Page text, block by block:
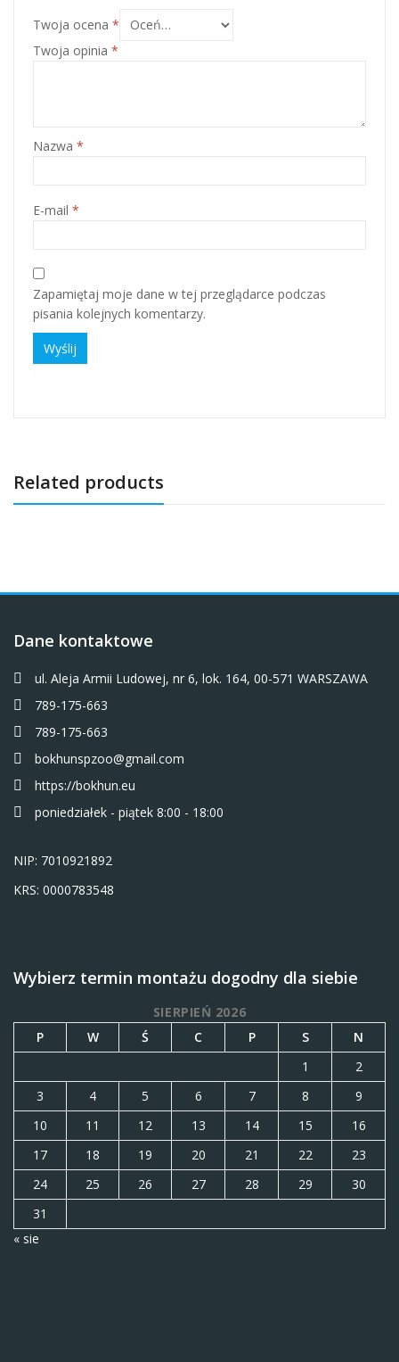
Twoja ocena *
Twoja opinia *
Nazwa *
E-mail *
Zapamiętaj moje dane w tej przeglądarce podczas
pisania kolejnych komentarzy.
Related products
Dane kontaktowe
ul. Aleja Armii Ludowej, nr 6, lok. 164, 00-571 WARSZAWA
789-175-663
789-175-663
bokhunspzoo@gmail.com
https://bokhun.eu
poniedziałek - piątek 8:00 - 18:00
NIP: 7010921892
KRS: 0000783548
Wybierz termin montażu dogodny dla siebie
SIERPIEŃ 2026
P
W Ś C P S
N
1
2
3
4 5 6 7 8
9
10
11 12 13 14 15
16
17
18 19 20 21 22
23
24
25 26 27 28 29
30
31
« sie